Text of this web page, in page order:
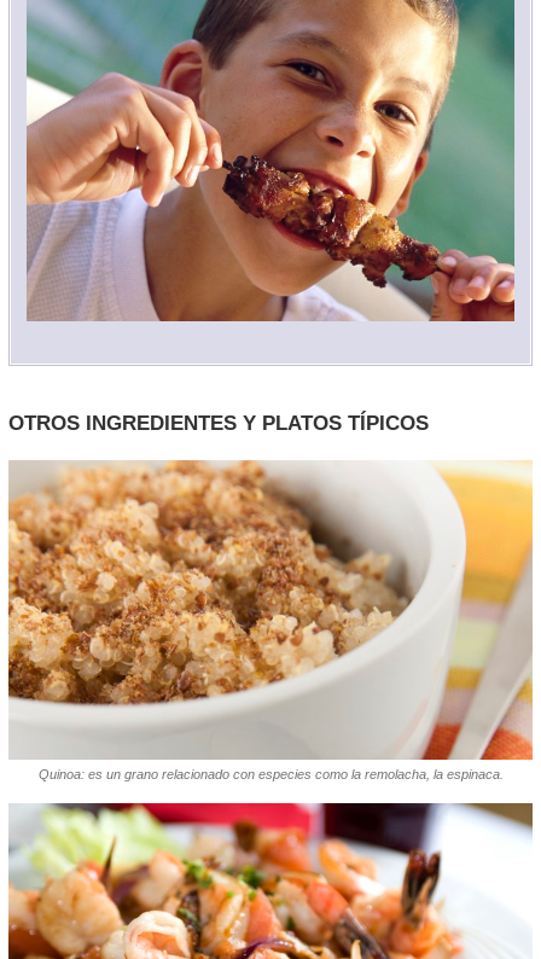
OTROS INGREDIENTES Y PLATOS TÍPICOS
Quinoa: es un grano relacionado con especies como la remolacha, la espinaca.